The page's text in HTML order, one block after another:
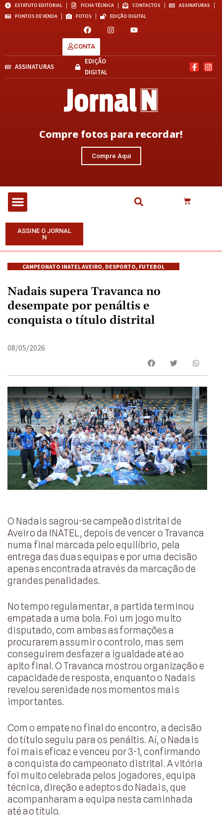
ESTATUTO EDITORIAL FICHA TÉCNICA CONTACTOS
ASSINATURAS
PONTOS DE VENDA
FOTOS EDIÇÃO DIGITAL
CONTA
ASSINATURAS
EDIÇÃO
DIGITAL
Compre fotos para recordar!
Compre Aqui
ASSINE O JORNAL
N
CAMPEONATO INATEL AVEIRO, DESPORTO, FUTEBOL
Nadais supera Travanca no
desempate por penáltis e
conquista o título distrital
08/05/2026
O Nadais sagrou-se campeão distrital de
Aveiro da INATEL, depois de vencer o Travanca
numa final marcada pelo equilíbrio, pela
entrega das duas equipas e por uma decisão
apenas encontrada através da marcação de
grandes penalidades.
No tempo regulamentar, a partida terminou
empatada a uma bola. Foi um jogo muito
disputado, com ambas as formações a
procurarem assumir o controlo, mas sem
conseguirem desfazer a igualdade até ao
apito final. O Travanca mostrou organização e
capacidade de resposta, enquanto o Nadais
revelou serenidade nos momentos mais
importantes.
Com o empate no final do encontro, a decisão
do título seguiu para os penáltis. Aí, o Nadais
foi mais eficaz e venceu por 3-1, confirmando
a conquista do campeonato distrital. A vitória
foi muito celebrada pelos jogadores, equipa
técnica, direção e adeptos do Nadais, que
acompanharam a equipa nesta caminhada
até ao título.